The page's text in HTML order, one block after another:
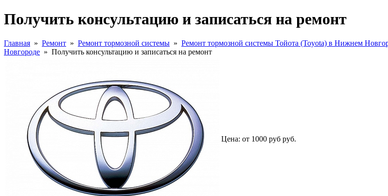
Получить консультацию и записаться на ремонт
Главная » Ремонт » Ремонт тормозной системы » Ремонт тормозной системы Тойота (Toyota) в Нижнем
Новгороде » Получить консультацию и записаться на ремонт
Цена: от 1000 руб руб.